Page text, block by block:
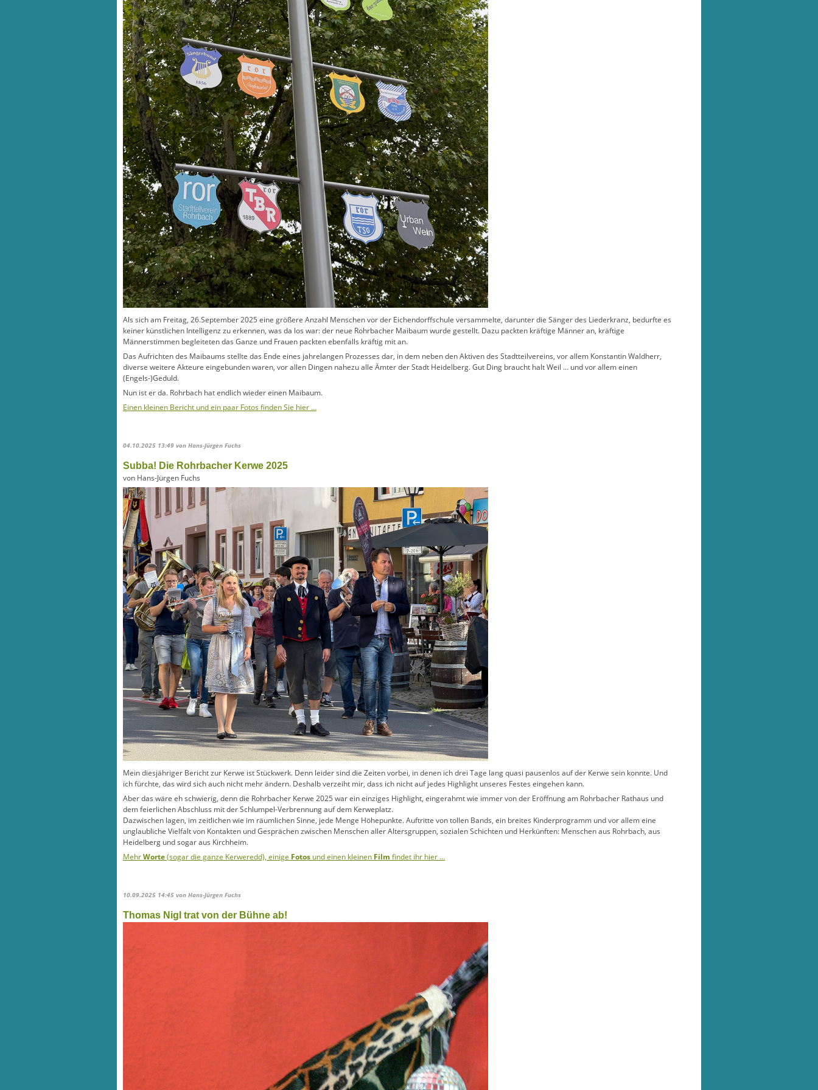
Als sich am Freitag, 26.September 2025 eine größere Anzahl Menschen vor der Eichendorffschule versammelte, darunter die Sänger des Liederkranz, bedurfte es
keiner künstlichen Intelligenz zu erkennen, was da los war: der neue Rohrbacher Maibaum wurde gestellt. Dazu packten kräftige Männer an, kräftige
Männerstimmen begleiteten das Ganze und Frauen packten ebenfalls kräftig mit an.
Das Aufrichten des Maibaums stellte das Ende eines jahrelangen Prozesses dar, in dem neben den Aktiven des Stadtteilvereins, vor allem Konstantin Waldherr,
diverse weitere Akteure eingebunden waren, vor allen Dingen nahezu alle Ämter der Stadt Heidelberg. Gut Ding braucht halt Weil … und vor allem einen
(Engels-)Geduld.
Nun ist er da. Rohrbach hat endlich wieder einen Maibaum.
Einen kleinen Bericht und ein paar Fotos finden Sie hier …
04.10.2025 13:49 von Hans-Jürgen Fuchs
Subba! Die Rohrbacher Kerwe 2025
von Hans-Jürgen Fuchs
Mein diesjähriger Bericht zur Kerwe ist Stückwerk. Denn leider sind die Zeiten vorbei, in denen ich drei Tage lang quasi pausenlos auf der Kerwe sein konnte. Und
ich fürchte, das wird sich auch nicht mehr ändern. Deshalb verzeiht mir, dass ich nicht auf jedes Highlight unseres Festes eingehen kann.
Aber das wäre eh schwierig, denn die Rohrbacher Kerwe 2025 war ein einziges Highlight, eingerahmt wie immer von der Eröffnung am Rohrbacher Rathaus und
dem feierlichen Abschluss mit der Schlumpel-Verbrennung auf dem Kerweplatz.
Dazwischen lagen, im zeitlichen wie im räumlichen Sinne, jede Menge Höhepunkte. Auftritte von tollen Bands, ein breites Kinderprogramm und vor allem eine
unglaubliche Vielfalt von Kontakten und Gesprächen zwischen Menschen aller Altersgruppen, sozialen Schichten und Herkünften: Menschen aus Rohrbach, aus
Heidelberg und sogar aus Kirchheim.
MehrWorte(sogar die ganze Kerweredd), einige Fotos und einen kleinen Film findet ihr hier …
10.09.2025 14:45 von Hans-Jürgen Fuchs
Thomas Nigl trat von der Bühne ab!